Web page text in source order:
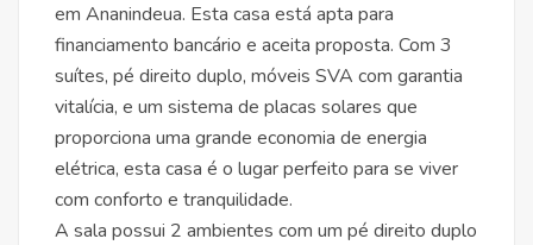
em Ananindeua. Esta casa está apta para
financiamento bancário e aceita proposta. Com 3
suítes, pé direito duplo, móveis SVA com garantia
vitalícia, e um sistema de placas solares que
proporciona uma grande economia de energia
elétrica, esta casa é o lugar perfeito para se viver
com conforto e tranquilidade.
A sala possui 2 ambientes com um pé direito duplo